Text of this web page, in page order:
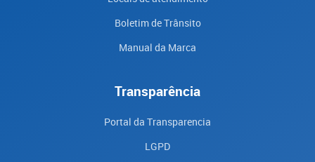
Boletim de Trânsito
Manual da Marca
Transparência
Portal da Transparencia
LGPD